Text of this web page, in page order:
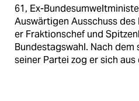
61, Ex-
Auswärtigen Ausschuss
er Fraktionschef und
Bundestagswahl. Nach
seiner Partei zog er sich aus